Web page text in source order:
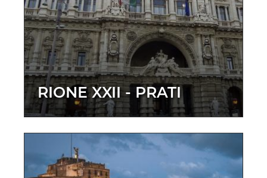
RIONE XXII - PRATI